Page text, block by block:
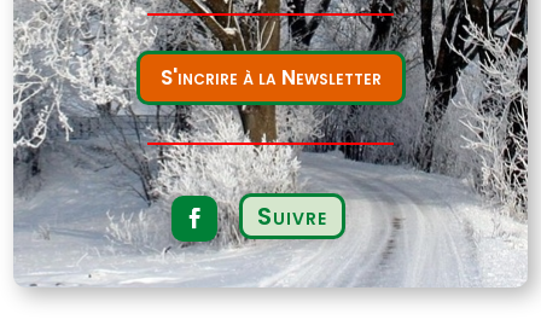
S'incrire à la Newsletter
Suivre